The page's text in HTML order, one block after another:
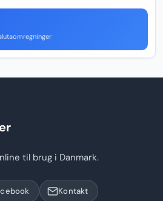
til brug i Danmark.
Kontakt